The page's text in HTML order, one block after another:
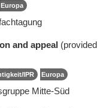
Europa
and appeal (provided
IPR Europa
Mitte-Süd